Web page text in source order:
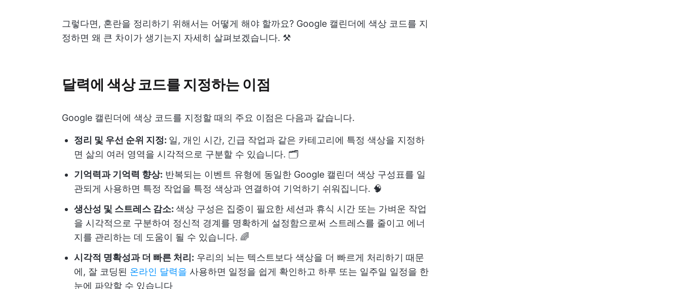
그렇다면, 혼란을 정리하기 위해서는 어떻게 해야 할까요? Google 캘린더에 색상 코드를 지
정하면 왜 큰 차이가 생기는지 자세히 살펴보겠습니다. ⚒️
달력에 색상 코드를 지정하는 이점
Google 캘린더에 색상 코드를 지정할 때의 주요 이점은 다음과 같습니다.
정리 및 우선 순위 지정: 일, 개인 시간, 긴급 작업과 같은 카테고리에 특정 색상을 지정하
면 삶의 여러 영역을 시각적으로 구분할 수 있습니다. 🗂️
기억력과 기억력 향상: 반복되는 이벤트 유형에 동일한 Google 캘린더 색상 구성표를 일
관되게 사용하면 특정 작업을 특정 색상과 연결하여 기억하기 쉬워집니다. 🧠
생산성 및 스트레스 감소: 색상 구성은 집중이 필요한 세션과 휴식 시간 또는 가벼운 작업
을 시각적으로 구분하여 정신적 경계를 명확하게 설정함으로써 스트레스를 줄이고 에너
지를 관리하는 데 도움이 될 수 있습니다. 🌈
시각적 명확성과 더 빠른 처리: 우리의 뇌는 텍스트보다 색상을 더 빠르게 처리하기 때문
에, 잘 코딩된 온라인 달력을 사용하면 일정을 쉽게 확인하고 하루 또는 일주일 일정을 한
눈에 파악할 수 있습니다